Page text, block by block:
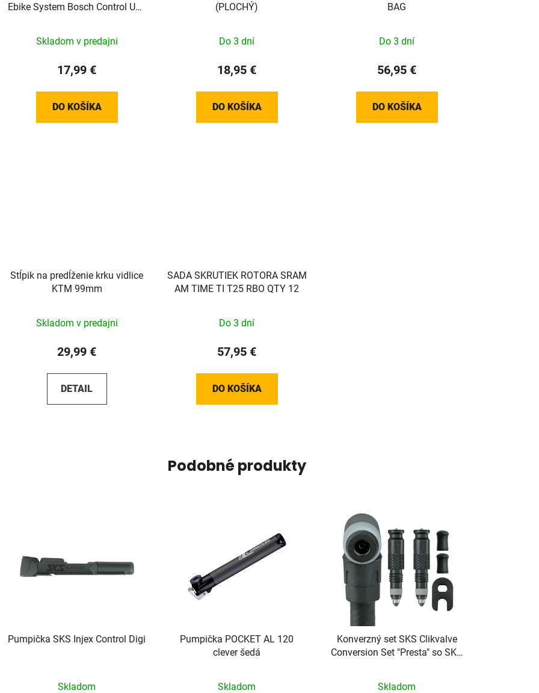
Ebike System Bosch Control Unit
Skladom v predajni
17,99 €
DO KOŠÍKA
(PLOCHÝ)
Do 3 dní
18,95 €
DO KOŠÍKA
BAG
Do 3 dní
56,95 €
DO KOŠÍKA
Stĺpik na predĺženie krku vidlice
KTM 99mm
Skladom v predajni
29,99 €
DETAIL
SADA SKRUTIEK ROTORA SRAM
AM TIME TI T25 RBO QTY 12
Do 3 dní
57,95 €
DO KOŠÍKA
Podobné produkty
Pumpička SKS Injex Control Digi
Skladom
Pumpička POCKET AL 120
clever šedá
Skladom
Konverzný set SKS Clikvalve
Conversion Set "Presta" so SKS
Skladom